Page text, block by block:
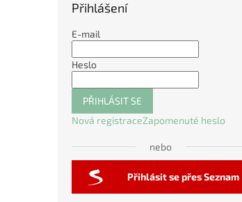
Přihlášení
E-mail
Heslo
PŘIHLÁSIT SE
Nová registraceZapomenuté heslo
nebo
Přihlásit se přes Seznam